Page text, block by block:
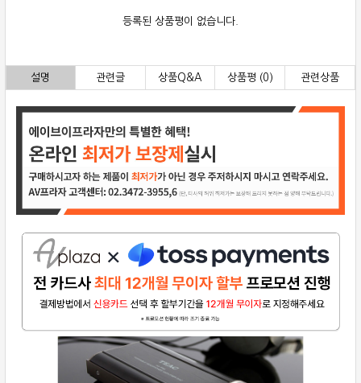
등록된 상품평이 없습니다.
설명 관련글 상품Q&A 상품평 (0) 관련상품